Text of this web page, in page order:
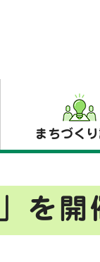
まちづく
を開